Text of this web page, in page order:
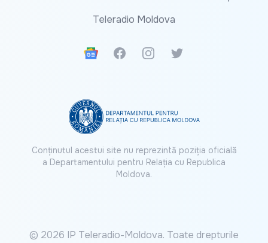
Teleradio Moldova
Google News
FacebookInstagramTwitter
Conținutul acestui site nu reprezintă poziția oficială
a Departamentului pentru Relația cu Republica
Moldova.
© 2026 IP Teleradio-Moldova. Toate drepturile